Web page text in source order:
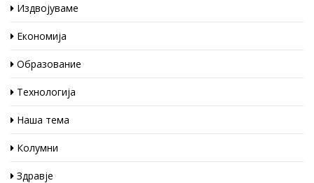
Издвојуваме
Економија
Образование
Технологија
Наша тема
Колумни
Здравје